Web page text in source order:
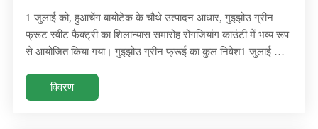
1 जुलाई को, हुआचेंग बायोटेक के चौथे उत्पादन आधार, गुइझोउ ग्रीन
फ्रूट स्वीट फैक्ट्री का शिलान्यास समारोह रोंगजियांग काउंटी में भव्य रूप
से आयोजित किया गया। गुइझोउ ग्रीन फ्रूई का कुल निवेश1 जुलाई को,
फैक्ट्री का शिलान्यास समारोह रोंगजियांग काउंटी में भव्य रूप से आयोजित
किया गया। गुइझोउ ग्रीन फ्रूई का कुल निवेश
विवरण